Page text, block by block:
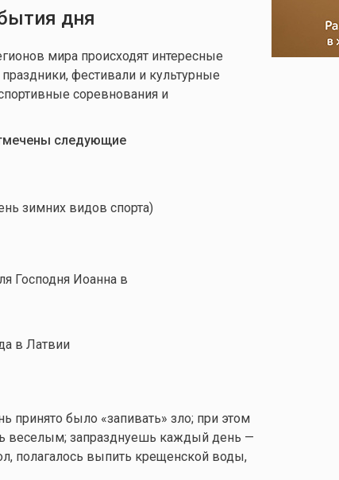
дня
мира происходят интересные
фестивали и культурные
соревнования и
следующие
зимних видов спорта)
Господня Иоанна в
в Латвии
принято было «запивать» зло; при этом
веселым; запразднуешь каждый день —
полагалось выпить крещенской воды,